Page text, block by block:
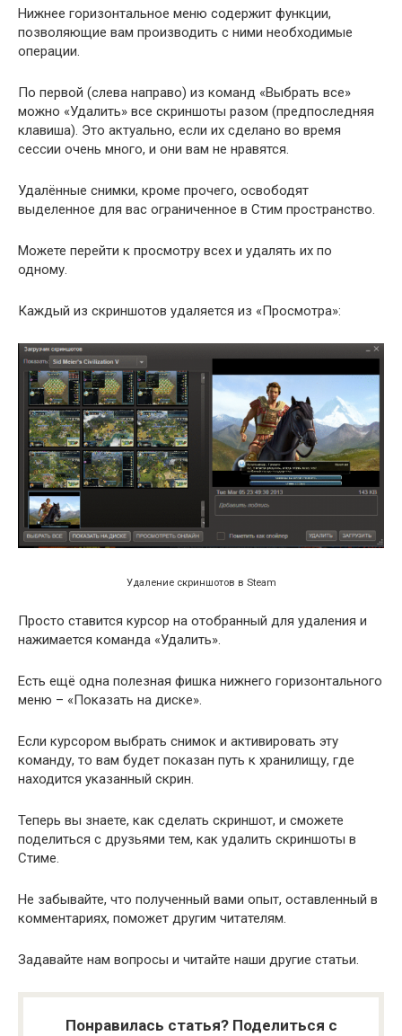
Нижнее горизонтальное меню содержит функции,
позволяющие вам производить с ними необходимые
операции.
По первой (слева направо) из команд «Выбрать все»
можно «Удалить» все скриншоты разом (предпоследняя
клавиша). Это актуально, если их сделано во время
сессии очень много, и они вам не нравятся.
Удалённые снимки, кроме прочего, освободят
выделенное для вас ограниченное в Стим пространство.
Можете перейти к просмотру всех и удалять их по
одному.
Каждый из скриншотов удаляется из «Просмотра»:
Удаление скриншотов в Steam
Просто ставится курсор на отобранный для удаления и
нажимается команда «Удалить».
Есть ещё одна полезная фишка нижнего горизонтального
меню – «Показать на диске».
Если курсором выбрать снимок и активировать эту
команду, то вам будет показан путь к хранилищу, где
находится указанный скрин.
Теперь вы знаете, как сделать скриншот, и сможете
поделиться с друзьями тем, как удалить скриншоты в
Стиме.
Не забывайте, что полученный вами опыт, оставленный в
комментариях, поможет другим читателям.
Задавайте нам вопросы и читайте наши другие статьи.
Понравилась статья? Поделиться с